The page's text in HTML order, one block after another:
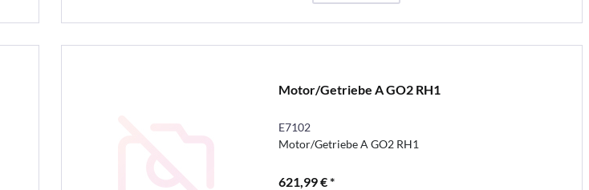
Motor/Getriebe A GO2 RH1
E7102
Motor/Getriebe A GO2 RH1
621,99 € *